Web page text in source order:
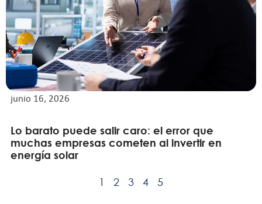
junio 16, 2026
Lo barato puede salir caro: el error que
muchas empresas cometen al invertir en
energía solar
1 2 3 4 5